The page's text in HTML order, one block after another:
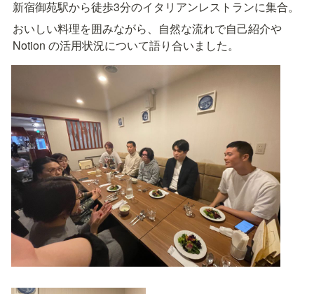
新宿御苑駅から徒歩3分のイタリアンレストランに集合。
おいしい料理を囲みながら、自然な流れで自己紹介や
Notion の活用状況について語り合いました。